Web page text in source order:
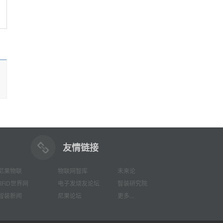
友情链接
果物联 物联网智库
未来论
世界网
电子发烧友论坛
智装研究院
装新闻
尼果论坛 更多...